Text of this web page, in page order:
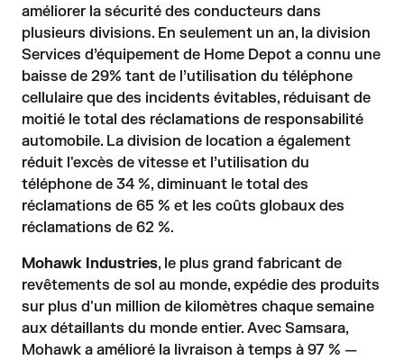
améliorer la sécurité des conducteurs dans
plusieurs divisions. En seulement un an, la division
Services d’équipement de Home Depot a connu une
baisse de 29% tant de l’utilisation du téléphone
cellulaire que des incidents évitables, réduisant de
moitié le total des réclamations de responsabilité
automobile. La division de location a également
réduit l'excès de vitesse et l’utilisation du
téléphone de 34 %, diminuant le total des
réclamations de 65 % et les coûts globaux des
réclamations de 62 %.
Mohawk Industries, le plus grand fabricant de
revêtements de sol au monde, expédie des produits
sur plus d'un million de kilomètres chaque semaine
aux détaillants du monde entier. Avec Samsara,
Mohawk a amélioré la livraison à temps à 97 % —